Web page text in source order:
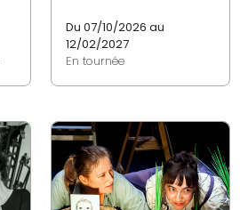
Du 07/10/2026 au
12/02/2027
En tournée